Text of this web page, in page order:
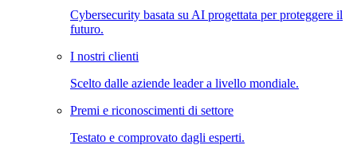
Cybersecurity basata su AI progettata per proteggere il
futuro.
I nostri clienti
Scelto dalle aziende leader a livello mondiale.
Premi e riconoscimenti di settore
Testato e comprovato dagli esperti.